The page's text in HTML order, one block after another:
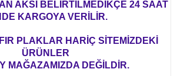
AKSİ BELİRTİLMEDİKÇE 24 SAAT
KARGOYA VERİLİR.
PLAKLAR HARİÇ SİTEMİZDEKİ
ÜRÜNLER
MAĞAZAMIZDA DEĞİLDİR.